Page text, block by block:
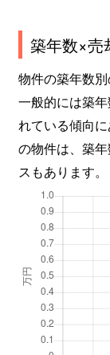
築年数×売
物件の築年数
一般的には築
れている傾向
の物件は、築
スもあります。